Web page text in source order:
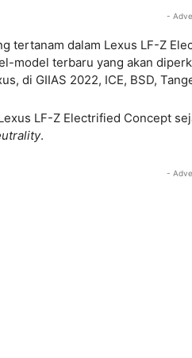
-
tertanam dalam Lexus LF-Z
model terbaru yang akan
di GIIAS 2022, ICE, BSD,
LF-Z Electrified Concept
.
-